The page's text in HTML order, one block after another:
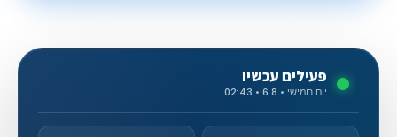
פעילים עכשיו
יום חמישי • 6.8 • 02:43